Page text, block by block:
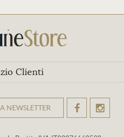
Clienti
NEWSLETTEROK